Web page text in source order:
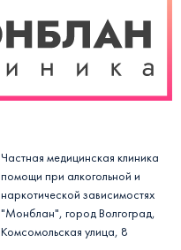
Частная медицинская клиника
помощи при алкогольной и
наркотической зависимостях
"Монблан", город Волгоград,
Комсомольская улица, 8